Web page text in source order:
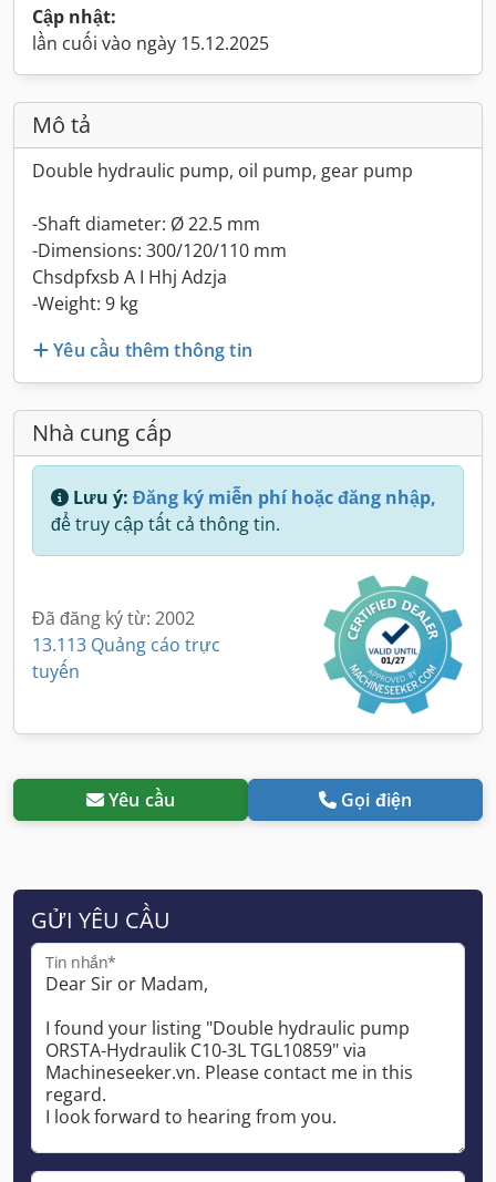
Cập nhật:
lần cuối vào ngày 15.12.2025
Mô tả
Double hydraulic pump, oil pump, gear pump
-Shaft diameter: Ø 22.5 mm
-Dimensions: 300/120/110 mm
Chsdpfxsb A I Hhj Adzja
-Weight: 9 kg
Yêu cầu thêm thông tin
Nhà cung cấp
Lưu ý: Đăng ký miễn phí hoặc đăng nhập,
để truy cập tất cả thông tin.
Đã đăng ký từ: 2002
13.113 Quảng cáo trực
tuyến
Yêu cầu Gọi điện
GỬI YÊU CẦU
Tin nhắn*